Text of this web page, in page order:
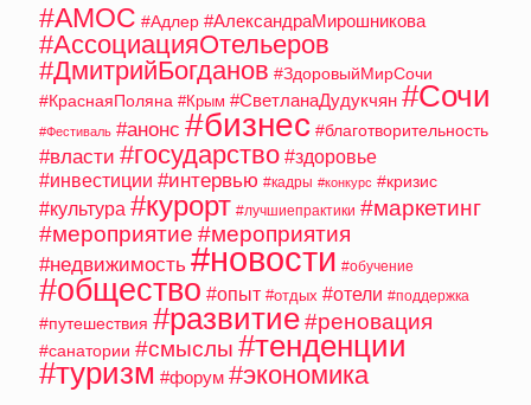
#АМОС #Адлер #АлександраМирошникова
#АссоциацияОтельеров
#ДмитрийБогданов #ЗдоровыйМирСочи
#КраснаяПоляна #Крым #СветланаДудукчян #Сочи
#Фестиваль #анонс #бизнес #благотворительность
#власти #государство #здоровье
#инвестиции #интервью #кадры #конкурс #кризис
#культура #курорт #лучшиепрактики #маркетинг
#мероприятие #мероприятия
#недвижимость #новости #обучение
#общество #опыт #отдых #отели #поддержка
#путешествия #развитие#реновация
#санатории #смыслы #тенденции
#туризм #форум #экономика